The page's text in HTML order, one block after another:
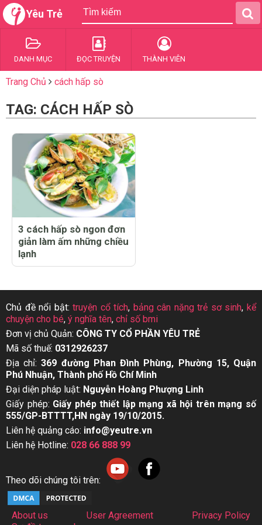
Yêu Trẻ
DANH MỤC ĐỌC TRUYỆN THÀNH VIÊN
Trang Chủ cách hấp sò
TAG: CÁCH HẤP SÒ
3 cách hấp sò ngon đơn
giản làm ấm những chiều
lạnh
Chủ đề nổi bật:truyện cổ tích, bảng cân nặng trẻ sơ sinh,kể
chuyện cho bé, ý nghĩa tên, chỉ số bmi
Đơn vị chủ Quản: CÔNG TY CỔ PHẦN YÊU TRẺ
Mã số thuế: 0312926237
Địa chỉ:369 đường Phan Đình Phùng, Phường 15, Quận
Phú Nhuận, Thành phố Hồ Chí Minh
Đại diện pháp luật: Nguyễn Hoàng Phượng Linh
Giấy phép: Giấy phép thiết lập mạng xã hội trên mạng số
555/GP-BTTTT,HN ngày 19/10/2015.
Liên hệ quảng cáo: info@yeutre.vn
Liên hệ Hotline: 028 66 888 99
Theo dõi chúng tôi trên:
About us User Agreement
Privacy Policy